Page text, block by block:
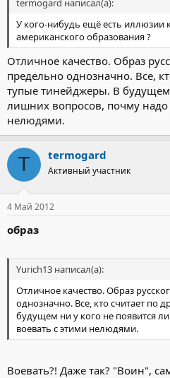
termogard написал(а):
У кого-нибудь ещё есть иллюзии
американского образования ?
Отличное качество. Образ
предельно однозначно. Все,
тупые тинейджеры. В будущем
лишних вопросов, почму надо
нелюдями.
T termogard
Активный участник
4 Май 2012
образ
Yurich13 написал(а):
Отличное качество. Образ
однозначно. Все, кто считает по
будущем ни у кого не появится
воевать с этими нелюдями.
Воевать?! Даже так? "Воин",